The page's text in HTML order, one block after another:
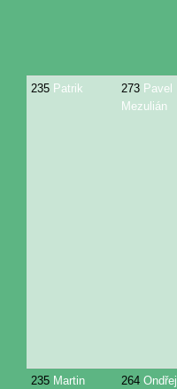
235 Patrik 273 Pavel
Mezulián
235 Martin
264 Ondřej